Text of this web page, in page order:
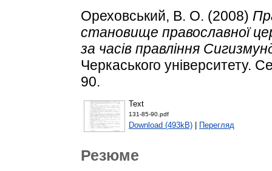
Ореховський, В. О. (2008)
становище православної
за часів правління
Черкаського університету.
90.
Text
131-85-90.pdf
Download (493kB) Перегляд
Резюме